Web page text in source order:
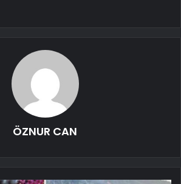
ÖZNUR CAN